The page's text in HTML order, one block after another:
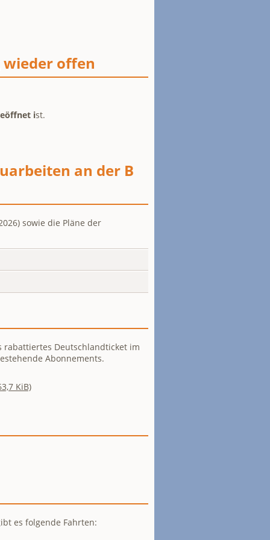
wieder offen
ist.
an der B
sowie die Pläne der
rabattiertes Deutschlandticket im
Abonnements.
KiB)
es folgende Fahrten: